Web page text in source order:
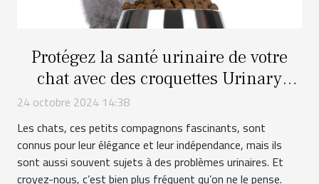
Protégez la santé urinaire de votre
chat avec des croquettes Urinary
adaptées !
24 octobre 2024 14:38
Les chats, ces petits compagnons fascinants, sont
connus pour leur élégance et leur indépendance, mais ils
sont aussi souvent sujets à des problèmes urinaires. Et
croyez-nous, c’est bien plus fréquent qu’on ne le pense.